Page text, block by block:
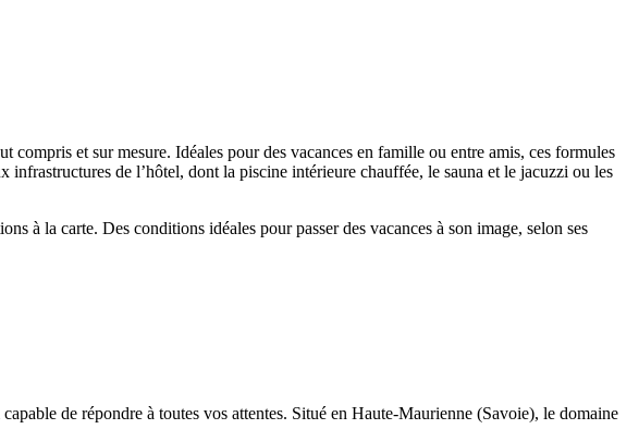
et sur mesure. Idéales pour des vacances en famille ou entre amis, ces formules
infrastructures de l’hôtel, dont la piscine intérieure chauffée, le sauna et le jacuzzi ou les
à la carte. Des conditions idéales pour passer des vacances à son image, selon ses
de répondre à toutes vos attentes. Situé en Haute-Maurienne (Savoie), le domaine